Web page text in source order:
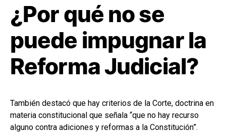
¿Por qué no se
puede impugnar la
Reforma Judicial?
También destacó que hay criterios de la Corte, doctrina en
materia constitucional que señala “que no hay recurso
alguno contra adiciones y reformas a la Constitución”.